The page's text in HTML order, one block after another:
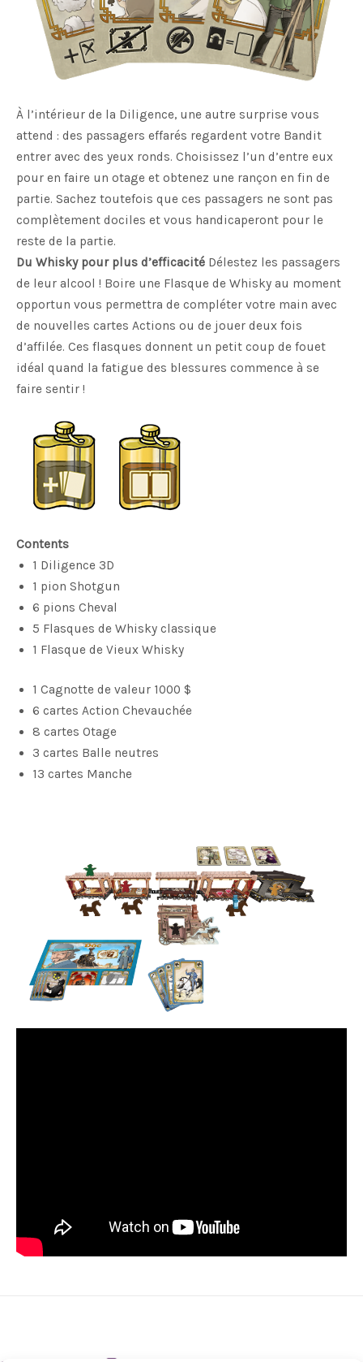
À l’intérieur de la Diligence, une autre surprise vous
attend : des passagers effarés regardent votre Bandit
entrer avec des yeux ronds. Choisissez l’un d’entre eux
pour en faire un otage et obtenez une rançon en fin de
partie. Sachez toutefois que ces passagers ne sont pas
complètement dociles et vous handicaperont pour le
reste de la partie.
Du Whisky pour plus d’efficacité Délestez les passagers
de leur alcool ! Boire une Flasque de Whisky au moment
opportun vous permettra de compléter votre main avec
de nouvelles cartes Actions ou de jouer deux fois
d’affilée. Ces flasques donnent un petit coup de fouet
idéal quand la fatigue des blessures commence à se
faire sentir !
Contents
1 Diligence 3D
1 pion Shotgun
6 pions Cheval
5 Flasques de Whisky classique
1 Flasque de Vieux Whisky
1 Cagnotte de valeur 1000 $
6 cartes Action Chevauchée
8 cartes Otage
3 cartes Balle neutres
13 cartes Manche